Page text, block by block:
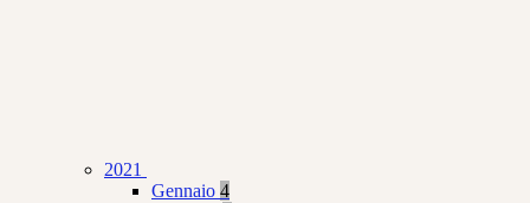
2021
Gennaio 4